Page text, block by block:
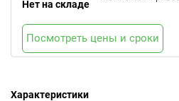
Характеристики
Нет на складе
Посмотреть цены и сроки